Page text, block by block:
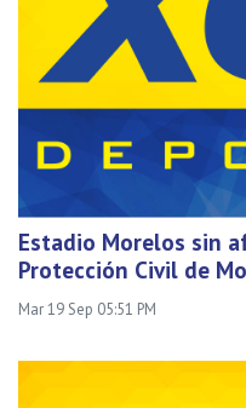
Estadio Morelos sin
Protección Civil de
Mar 19 Sep 05:51 PM